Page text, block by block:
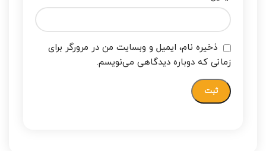
ذخیره نام، ایمیل و وبسایت من در مرورگر برای
زمانی که دوباره دیدگاهی می‌نویسم.